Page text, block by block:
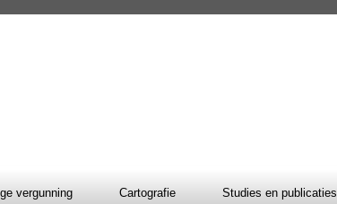
vergunning Cartografie Studies en publicaties